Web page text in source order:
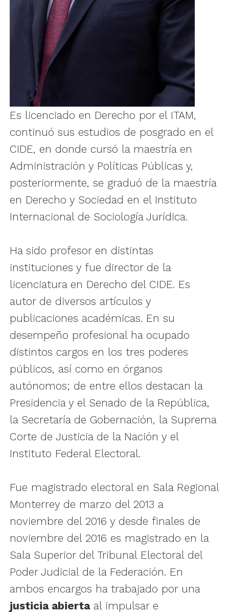
Es licenciado en Derecho por el ITAM,
continuó sus estudios de posgrado en el
CIDE, en donde cursó la maestría en
Administración y Políticas Públicas y,
posteriormente, se graduó de la maestría
en Derecho y Sociedad en el Instituto
Internacional de Sociología Jurídica.
Ha sido profesor en distintas
instituciones y fue director de la
licenciatura en Derecho del CIDE. Es
autor de diversos artículos y
publicaciones académicas. En su
desempeño profesional ha ocupado
distintos cargos en los tres poderes
públicos, así como en órganos
autónomos; de entre ellos destacan la
Presidencia y el Senado de la República,
la Secretaría de Gobernación, la Suprema
Corte de Justicia de la Nación y el
Instituto Federal Electoral.
Fue magistrado electoral en Sala Regional
Monterrey de marzo del 2013 a
noviembre del 2016 y desde finales de
noviembre del 2016 es magistrado en la
Sala Superior del Tribunal Electoral del
Poder Judicial de la Federación. En
ambos encargos ha trabajado por una
justicia abiertaal impulsar e